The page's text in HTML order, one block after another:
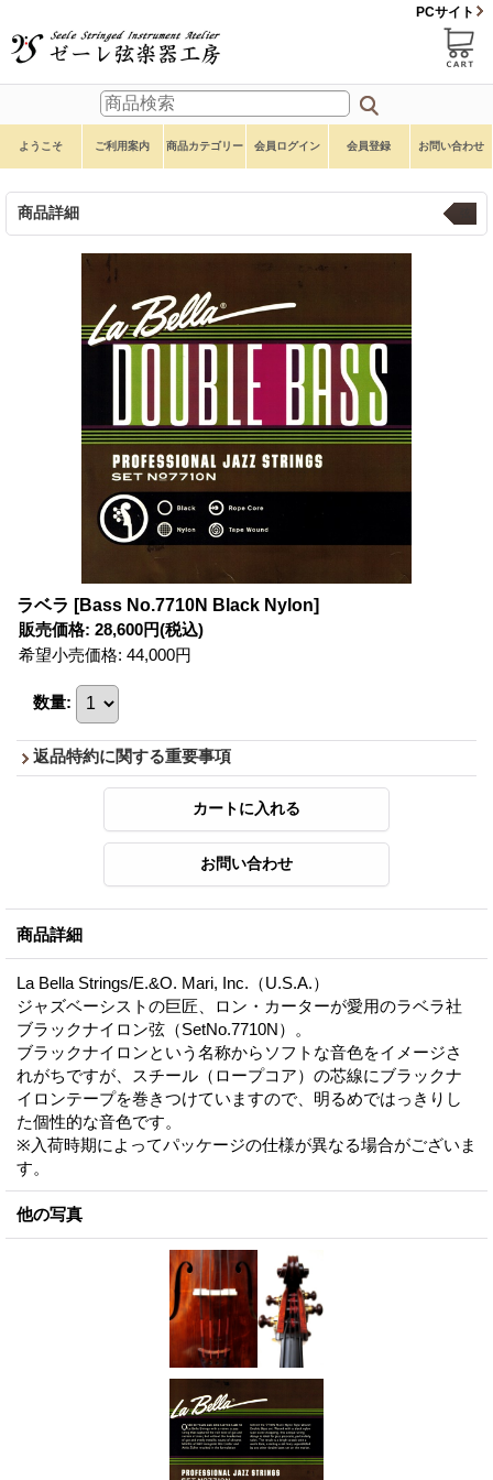
PCサイト
ようこそ ご利用案内 商品カテゴリー 会員ログイン 会員登録 お問い合わせ
商品詳細
ラベラ [Bass No.7710N Black Nylon]
販売価格: 28,600円(税込)
希望小売価格: 44,000円
数量:
返品特約に関する重要事項
商品詳細
La Bella Strings/E.&O. Mari, Inc.（U.S.A.）
ジャズベーシストの巨匠、ロン・カーターが愛用のラベラ社
ブラックナイロン弦（SetNo.7710N）。
ブラックナイロンという名称からソフトな音色をイメージさ
れがちですが、スチール（ロープコア）の芯線にブラックナ
イロンテープを巻きつけていますので、明るめではっきりし
た個性的な音色です。
※入荷時期によってパッケージの仕様が異なる場合がございま
す。
他の写真